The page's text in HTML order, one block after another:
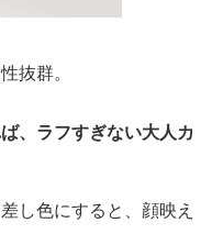
抜群。
、ラフすぎない大人カ
し色にすると、顔映え